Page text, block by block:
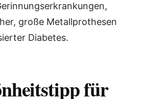
große Metallprothesen
Diabetes.
für